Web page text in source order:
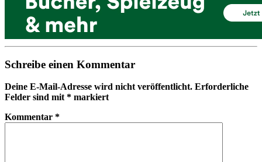
Schreibe einen Kommentar
Deine E-Mail-Adresse wird nicht veröffentlicht. Erforderliche
Felder sind mit* markiert
Kommentar *